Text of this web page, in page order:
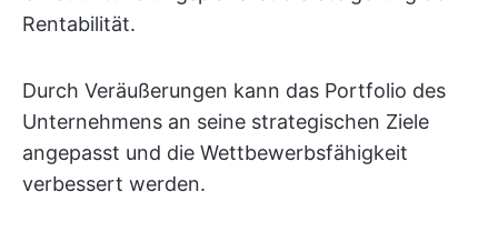
Rentabilität.
Durch Veräußerungen kann das Portfolio des
Unternehmens an seine strategischen Ziele
angepasst und die Wettbewerbsfähigkeit
verbessert werden.